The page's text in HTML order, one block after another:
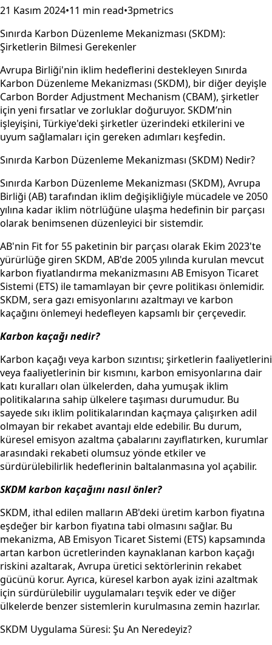
21 Kasım 2024•11 min read•3pmetrics
Sınırda Karbon Düzenleme Mekanizması (SKDM):
Şirketlerin Bilmesi Gerekenler
Avrupa Birliği'nin iklim hedeflerini destekleyen Sınırda
Karbon Düzenleme Mekanizması (SKDM), bir diğer deyişle
Carbon Border Adjustment Mechanism (CBAM), şirketler
için yeni fırsatlar ve zorluklar doğuruyor. SKDM’nin
işleyişini, Türkiye'deki şirketler üzerindeki etkilerini ve
uyum sağlamaları için gereken adımları keşfedin.
Sınırda Karbon Düzenleme Mekanizması (SKDM) Nedir?
Sınırda Karbon Düzenleme Mekanizması (SKDM), Avrupa
Birliği (AB) tarafından iklim değişikliğiyle mücadele ve 2050
yılına kadar iklim nötrlüğüne ulaşma hedefinin bir parçası
olarak benimsenen düzenleyici bir sistemdir.
AB'nin Fit for 55 paketinin bir parçası olarak Ekim 2023'te
yürürlüğe giren SKDM, AB'de 2005 yılında kurulan mevcut
karbon fiyatlandırma mekanizmasını AB Emisyon Ticaret
Sistemi (ETS) ile tamamlayan bir çevre politikası önlemidir.
SKDM, sera gazı emisyonlarını azaltmayı ve karbon
kaçağını önlemeyi hedefleyen kapsamlı bir çerçevedir.
Karbon kaçağı nedir?
Karbon kaçağı veya karbon sızıntısı; şirketlerin faaliyetlerini
veya faaliyetlerinin bir kısmını, karbon emisyonlarına dair
katı kuralları olan ülkelerden, daha yumuşak iklim
politikalarına sahip ülkelere taşıması durumudur. Bu
sayede sıkı iklim politikalarından kaçmaya çalışırken adil
olmayan bir rekabet avantajı elde edebilir. Bu durum,
küresel emisyon azaltma çabalarını zayıflatırken, kurumlar
arasındaki rekabeti olumsuz yönde etkiler ve
sürdürülebilirlik hedeflerinin baltalanmasına yol açabilir.
SKDM karbon kaçağını nasıl önler?
SKDM, ithal edilen malların AB'deki üretim karbon fiyatına
eşdeğer bir karbon fiyatına tabi olmasını sağlar. Bu
mekanizma, AB Emisyon Ticaret Sistemi (ETS) kapsamında
artan karbon ücretlerinden kaynaklanan karbon kaçağı
riskini azaltarak, Avrupa üretici sektörlerinin rekabet
gücünü korur. Ayrıca, küresel karbon ayak izini azaltmak
için sürdürülebilir uygulamaları teşvik eder ve diğer
ülkelerde benzer sistemlerin kurulmasına zemin hazırlar.
SKDM Uygulama Süresi: Şu An Neredeyiz?